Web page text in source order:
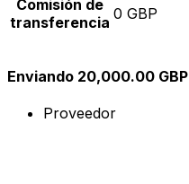
Comisión de
transferencia 0 GBP
Enviando 20,000.00 GBP
Proveedor